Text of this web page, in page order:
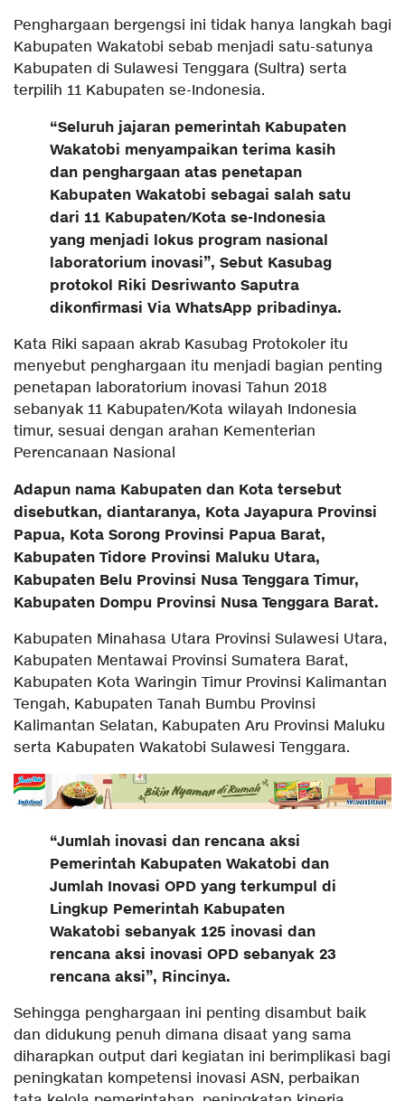
Penghargaan bergengsi ini tidak hanya langkah bagi
Kabupaten Wakatobi sebab menjadi satu-satunya
Kabupaten di Sulawesi Tenggara (Sultra) serta
terpilih 11 Kabupaten se-Indonesia.
“Seluruh jajaran pemerintah Kabupaten
Wakatobi menyampaikan terima kasih
dan penghargaan atas penetapan
Kabupaten Wakatobi sebagai salah satu
dari 11 Kabupaten/Kota se-Indonesia
yang menjadi lokus program nasional
laboratorium inovasi”, Sebut Kasubag
protokol Riki Desriwanto Saputra
dikonfirmasi Via WhatsApp pribadinya.
Kata Riki sapaan akrab Kasubag Protokoler itu
menyebut penghargaan itu menjadi bagian penting
penetapan laboratorium inovasi Tahun 2018
sebanyak 11 Kabupaten/Kota wilayah Indonesia
timur, sesuai dengan arahan Kementerian
Perencanaan Nasional
Adapun nama Kabupaten dan Kota tersebut
disebutkan, diantaranya, Kota Jayapura Provinsi
Papua, Kota Sorong Provinsi Papua Barat,
Kabupaten Tidore Provinsi Maluku Utara,
Kabupaten Belu Provinsi Nusa Tenggara Timur,
Kabupaten Dompu Provinsi Nusa Tenggara Barat.
Kabupaten Minahasa Utara Provinsi Sulawesi Utara,
Kabupaten Mentawai Provinsi Sumatera Barat,
Kabupaten Kota Waringin Timur Provinsi Kalimantan
Tengah, Kabupaten Tanah Bumbu Provinsi
Kalimantan Selatan, Kabupaten Aru Provinsi Maluku
serta Kabupaten Wakatobi Sulawesi Tenggara.
“Jumlah inovasi dan rencana aksi
Pemerintah Kabupaten Wakatobi dan
Jumlah Inovasi OPD yang terkumpul di
Lingkup Pemerintah Kabupaten
Wakatobi sebanyak 125 inovasi dan
rencana aksi inovasi OPD sebanyak 23
rencana aksi”, Rincinya.
Sehingga penghargaan ini penting disambut baik
dan didukung penuh dimana disaat yang sama
diharapkan output dari kegiatan ini berimplikasi bagi
peningkatan kompetensi inovasi ASN, perbaikan